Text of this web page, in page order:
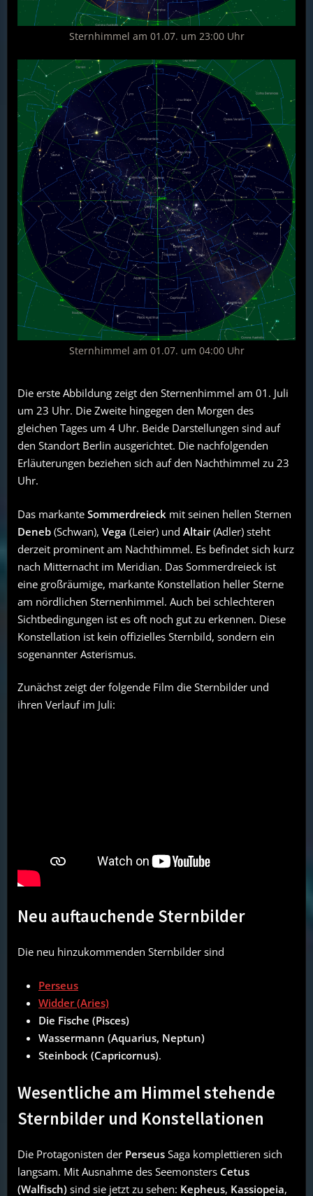
Sternhimmel am 01.07. um 23:00 Uhr
Sternhimmel am 01.07. um 04:00 Uhr
Die erste Abbildung zeigt den Sternenhimmel am 01. Juli
um 23 Uhr. Die Zweite hingegen den Morgen des
gleichen Tages um 4 Uhr. Beide Darstellungen sind auf
den Standort Berlin ausgerichtet. Die nachfolgenden
Erläuterungen beziehen sich auf den Nachthimmel zu 23
Uhr.
Das markante Sommerdreieck mit seinen hellen Sternen
Deneb (Schwan), Vega (Leier) und Altair(Adler) steht
derzeit prominent am Nachthimmel. Es befindet sich kurz
nach Mitternacht im Meridian. Das Sommerdreieck ist
eine großräumige, markante Konstellation heller Sterne
am nördlichen Sternenhimmel. Auch bei schlechteren
Sichtbedingungen ist es oft noch gut zu erkennen. Diese
Konstellation ist kein offizielles Sternbild, sondern ein
sogenannter Asterismus.
Zunächst zeigt der folgende Film die Sternbilder und
ihren Verlauf im Juli:
Neu auftauchende Sternbilder
Die neu hinzukommenden Sternbilder sind
Perseus
Widder (Aries)
Die Fische (Pisces)
Wassermann (Aquarius, Neptun)
Steinbock (Capricornus).
Wesentliche am Himmel stehende
Sternbilder und Konstellationen
Die Protagonisten der Perseus Saga komplettieren sich
langsam. Mit Ausnahme des Seemonsters Cetus
(Walfisch) sind sie jetzt zu sehen: Kepheus, Kassiopeia,